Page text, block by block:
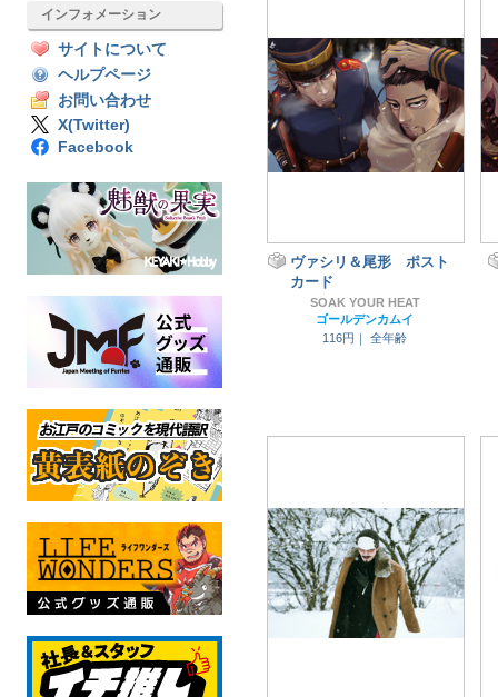
インフォメーション
サイトについて
ヘルプページ
お問い合わせ
X(Twitter)
Facebook
ヴァシリ＆尾形 ポスト
カード
SOAK YOUR HEAT
ゴールデンカムイ
116円｜
全年齢